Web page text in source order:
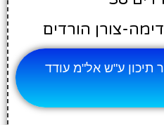
צורן הורדים
תיכון ע"ש אל"מ עודד